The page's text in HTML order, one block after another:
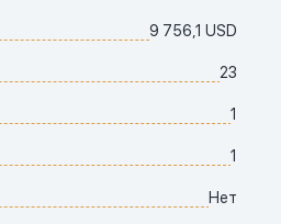
9 756,1 USD
23
1
1
Нет